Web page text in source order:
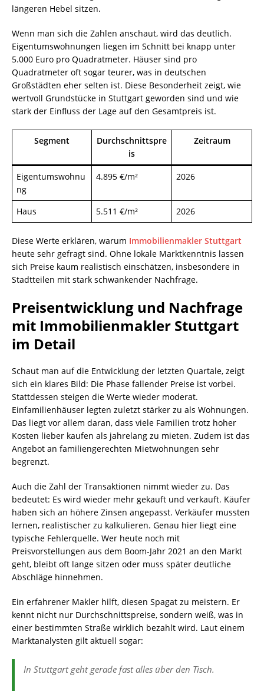
längeren Hebel sitzen.
Wenn man sich die Zahlen anschaut, wird das deutlich.
Eigentumswohnungen liegen im Schnitt bei knapp unter
5.000 Euro pro Quadratmeter. Häuser sind pro
Quadratmeter oft sogar teurer, was in deutschen
Großstädten eher selten ist. Diese Besonderheit zeigt, wie
wertvoll Grundstücke in Stuttgart geworden sind und wie
stark der Einfluss der Lage auf den Gesamtpreis ist.
Segment
Durchschnittspre
is
Zeitraum
Eigentumswohnu
ng
4.895 €/m² 2026
Haus 5.511 €/m² 2026
Diese Werte erklären, warum Immobilienmakler Stuttgart
heute sehr gefragt sind. Ohne lokale Marktkenntnis lassen
sich Preise kaum realistisch einschätzen, insbesondere in
Stadtteilen mit stark schwankender Nachfrage.
Preisentwicklung und Nachfrage
mit Immobilienmakler Stuttgart
im Detail
Schaut man auf die Entwicklung der letzten Quartale, zeigt
sich ein klares Bild: Die Phase fallender Preise ist vorbei.
Stattdessen steigen die Werte wieder moderat.
Einfamilienhäuser legten zuletzt stärker zu als Wohnungen.
Das liegt vor allem daran, dass viele Familien trotz hoher
Kosten lieber kaufen als jahrelang zu mieten. Zudem ist das
Angebot an familiengerechten Mietwohnungen sehr
begrenzt.
Auch die Zahl der Transaktionen nimmt wieder zu. Das
bedeutet: Es wird wieder mehr gekauft und verkauft. Käufer
haben sich an höhere Zinsen angepasst. Verkäufer mussten
lernen, realistischer zu kalkulieren. Genau hier liegt eine
typische Fehlerquelle. Wer heute noch mit
Preisvorstellungen aus dem Boom-Jahr 2021 an den Markt
geht, bleibt oft lange sitzen oder muss später deutliche
Abschläge hinnehmen.
Ein erfahrener Makler hilft, diesen Spagat zu meistern. Er
kennt nicht nur Durchschnittspreise, sondern weiß, was in
einer bestimmten Straße wirklich bezahlt wird. Laut einem
Marktanalysten gilt aktuell sogar:
In Stuttgart geht gerade fast alles über den Tisch.